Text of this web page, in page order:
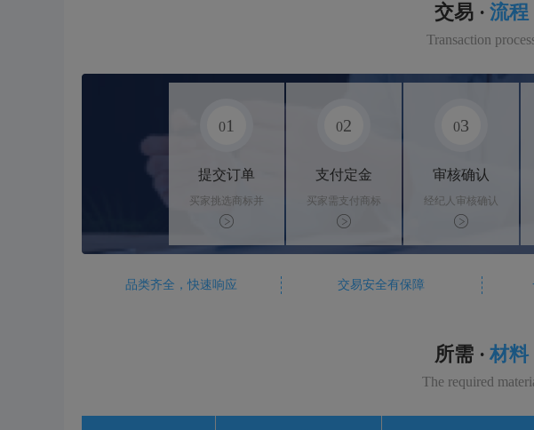
交易 · 流程
Transaction
01
提交订单
买家挑选商标并
下单
02
支付定金
买家需支付商标
标价的10%的购
买订金
03
审核确认
经纪人审核确认
商标状态
品类齐全，快速响应 交易安全有保障
所需 · 材料
The required